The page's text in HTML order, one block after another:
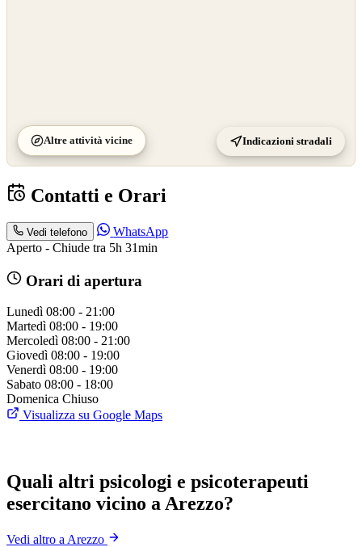
Altre attività vicine Indicazioni stradali
Contatti e Orari
Vedi telefono
WhatsApp
Aperto - Chiude tra 5h 31min
Orari di apertura
Lunedì 08:00 - 21:00
Martedì 08:00 - 19:00
Mercoledì 08:00 - 21:00
Giovedì 08:00 - 19:00
Venerdì 08:00 - 19:00
Sabato 08:00 - 18:00
Domenica Chiuso
Visualizza su Google Maps
Quali altri psicologi e psicoterapeuti
esercitano vicino a Arezzo?
Vedi altro a Arezzo